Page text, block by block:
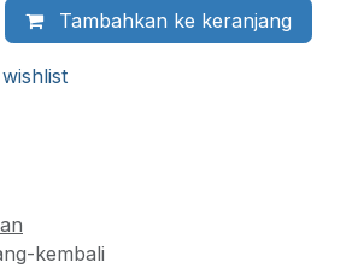
Tambahkan ke keranjang
kembali